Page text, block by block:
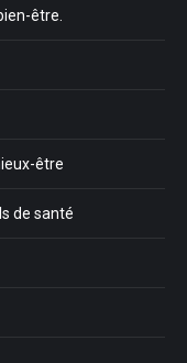
être.
être
de santé